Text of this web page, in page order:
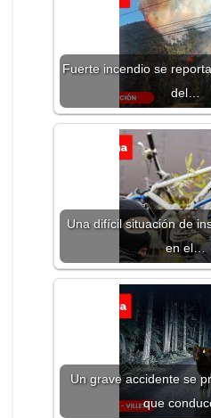
Fuerte incendio se
del…
Una difícil situación de
en el…
Un grave accidente se
que